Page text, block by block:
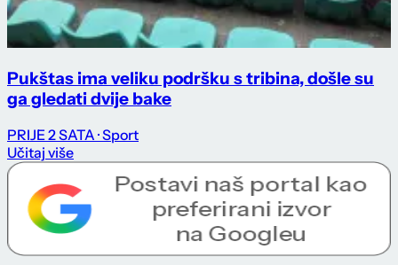
Pukštas ima veliku podršku s tribina, došle su
ga gledati dvije bake
PRIJE 2 SATA · Sport
Učitaj više